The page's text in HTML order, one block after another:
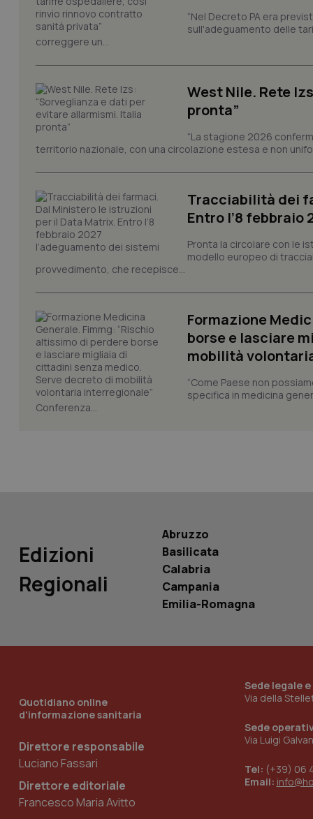
“Nel Decreto PA era
sull'adeguamento delle
correggere un...
West Nile. Rete
pronta”
“La stagione 2026
territorio nazionale, con una circolazione estesa e non
Tracciabilità dei
Entro l’8 febbraio
Pronta la circolare con le
modello europeo di
provvedimento, che recepisce...
Formazione
borse e lasciare
mobilità
“Come Paese non
specifica in medicina
Conferenza...
Edizioni
Regionali
Abruzzo
Basilicata
Calabria
Campania
Emilia-Romagna
Quotidiano online
d'informazione sanitaria
Direttore responsabile
Luciano Fassari
Direttore editoriale
Francesco Maria Avitto
Sede legale
Via della
Sede
Via Luigi
Tel: (+39) 06
Email:
tracking-enable
_ga
Nome
Nome